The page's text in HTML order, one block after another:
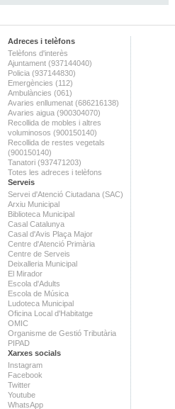
Adreces i telèfons
Telèfons d'interès
Ajuntament (937144040)
Policia (937144830)
Emergències (112)
Ambulàncies (061)
Avaries enllumenat (686216138)
Avaries aigua (900304070)
Recollida de mobles i altres
voluminosos (900150140)
Recollida de restes vegetals
(900150140)
Tanatori (937471203)
Totes les adreces i telèfons
Serveis
Servei d'Atenció Ciutadana (SAC)
Arxiu Municipal
Biblioteca Municipal
Casal Catalunya
Casal d'Avis Plaça Major
Centre d'Atenció Primària
Centre de Serveis
Deixalleria Municipal
El Mirador
Escola d'Adults
Escola de Música
Ludoteca Municipal
Oficina Local d'Habitatge
OMIC
Organisme de Gestió Tributària
PIPAD
Xarxes socials
Instagram
Facebook
Twitter
Youtube
WhatsApp